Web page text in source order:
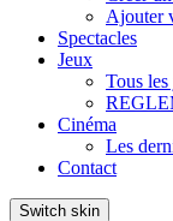
Ajouter
Spectacles
Jeux
Tous
Cinéma
Les
Contact
Switch skin